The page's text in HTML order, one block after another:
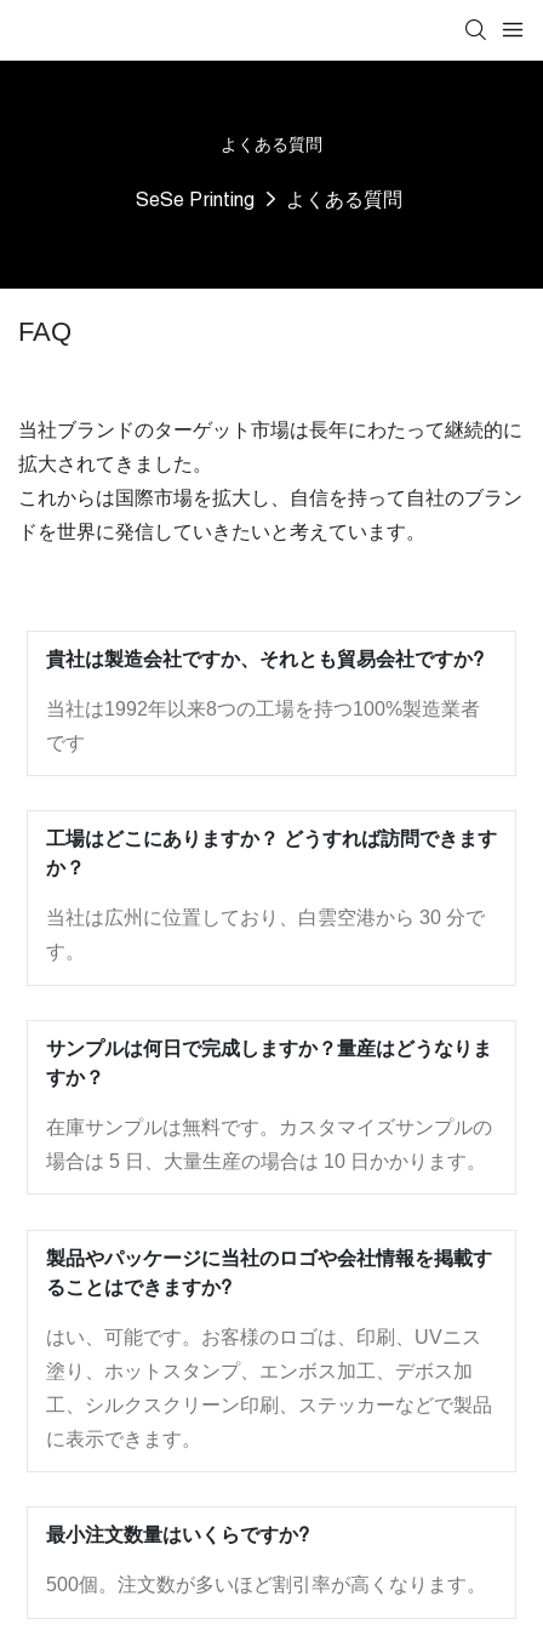
よくある質問
SeSe Printing よくある質問
FAQ
当社ブランドのターゲット市場は長年にわたって継続的に
拡大されてきました。
これからは国際市場を拡大し、自信を持って自社のブラン
ドを世界に発信していきたいと考えています。
貴社は製造会社ですか、それとも貿易会社ですか?
当社は1992年以来8つの工場を持つ100%製造業者
です
工場はどこにありますか？ どうすれば訪問できます
か？
当社は広州に位置しており、白雲空港から 30 分で
す。
サンプルは何日で完成しますか？量産はどうなりま
すか？
在庫サンプルは無料です。カスタマイズサンプルの
場合は 5 日、大量生産の場合は 10 日かかります。
製品やパッケージに当社のロゴや会社情報を掲載す
ることはできますか?
はい、可能です。お客様のロゴは、印刷、UVニス
塗り、ホットスタンプ、エンボス加工、デボス加
工、シルクスクリーン印刷、ステッカーなどで製品
に表示できます。
最小注文数量はいくらですか?
500個。注文数が多いほど割引率が高くなります。